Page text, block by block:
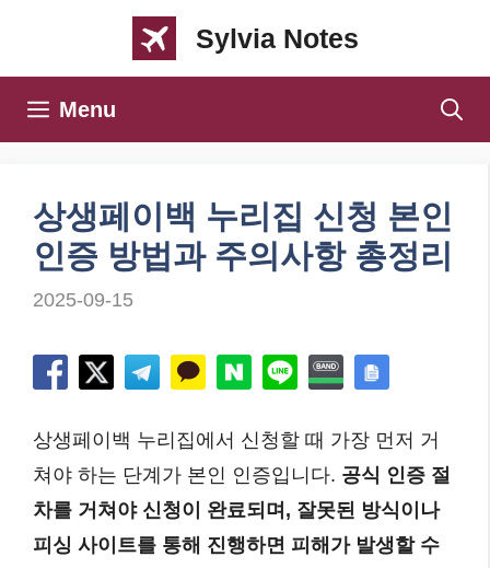
Sylvia Notes
Menu
상생페이백 누리집 신청 본인
인증 방법과 주의사항 총정리
2025-09-15
상생페이백 누리집에서 신청할 때 가장 먼저 거
쳐야 하는 단계가 본인 인증입니다. 공식 인증 절
차를 거쳐야 신청이 완료되며, 잘못된 방식이나
피싱 사이트를 통해 진행하면 피해가 발생할 수